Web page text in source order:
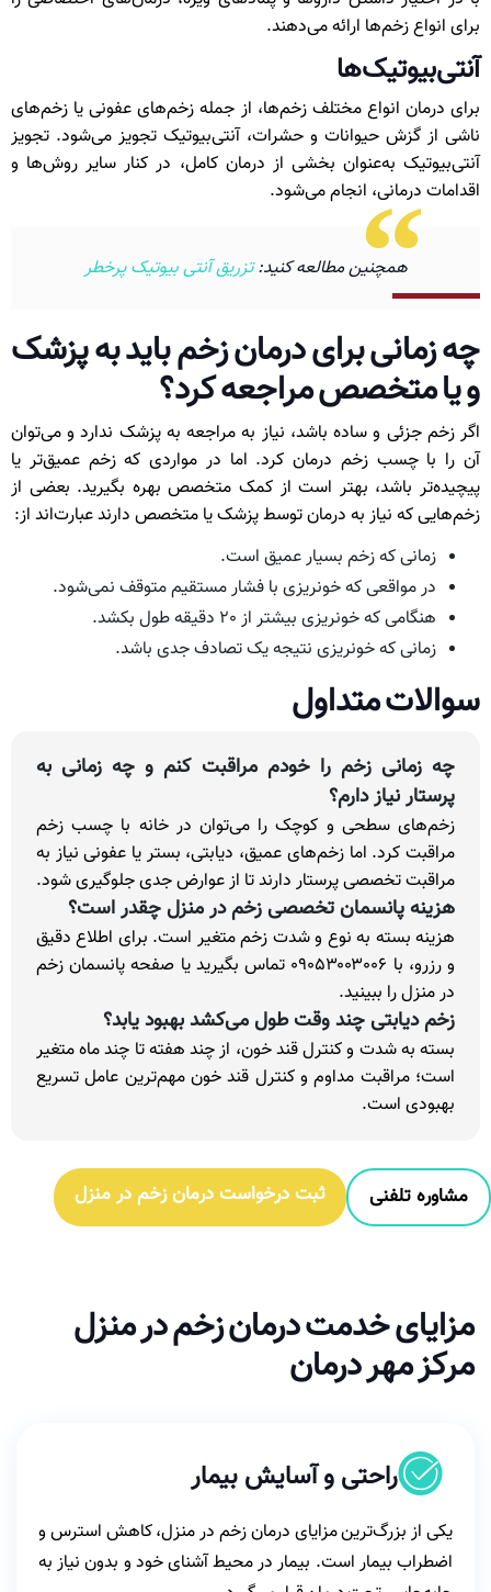
برای انواع زخم‌ها ارائه می‌دهند.
آنتی‌بیوتیک‌ها
برای درمان انواع مختلف زخم‌ها، از جمله زخم‌های عفونی یا زخم‌های
ناشی از گزش حیوانات و حشرات، آنتی‌بیوتیک تجویز می‌شود. تجویز
آنتی‌بیوتیک به‌عنوان بخشی از درمان کامل، در کنار سایر روش‌ها و
اقدامات درمانی، انجام می‌شود.
همچنین مطالعه کنید:تزریق آنتی بیوتیک پرخطر
چه زمانی برای درمان زخم باید به پزشک
و یا متخصص مراجعه کرد؟
اگر زخم جزئی و ساده باشد، نیاز به مراجعه به پزشک ندارد و می‌توان
آن را با چسب زخم درمان کرد. اما در مواردی که زخم عمیق‌تر یا
پیچیده‌تر باشد، بهتر است از کمک متخصص بهره بگیرید. بعضی از
زخم‌هایی که نیاز به درمان توسط پزشک یا متخصص دارند عبارت‌اند از:
زمانی که زخم بسیار عمیق است.
در مواقعی که خونریزی با فشار مستقیم متوقف نمی‌شود.
هنگامی که خونریزی بیشتر از 20 دقیقه طول بکشد.
زمانی که خونریزی نتیجه یک تصادف جدی باشد.
سوالات متداول
چه زمانی زخم را خودم مراقبت کنم و چه زمانی به
پرستار نیاز دارم؟
زخم‌های سطحی و کوچک را می‌توان در خانه با چسب زخم
مراقبت کرد. اما زخم‌های عمیق، دیابتی، بستر یا عفونی نیاز به
مراقبت تخصصی پرستار دارند تا از عوارض جدی جلوگیری شود.
هزینه پانسمان تخصصی زخم در منزل چقدر است؟
هزینه بسته به نوع و شدت زخم متغیر است. برای اطلاع دقیق
و رزرو، با ۰۹۰۵۳۰۰۳۰۰۶ تماس بگیرید یا صفحه پانسمان زخم
در منزل را ببینید.
زخم دیابتی چند وقت طول می‌کشد بهبود یابد؟
بسته به شدت و کنترل قند خون، از چند هفته تا چند ماه متغیر
است؛ مراقبت مداوم و کنترل قند خون مهم‌ترین عامل تسریع
بهبودی است.
مشاوره تلفنی ثبت درخواست درمان زخم در منزل
مزایای خدمت درمان زخم در منزل
مرکز مهر درمان
راحتی و آسایش بیمار
یکی از بزرگ‌ترین مزایای درمان زخم در منزل، کاهش استرس و
اضطراب بیمار است. بیمار در محیط آشنای خود و بدون نیاز به